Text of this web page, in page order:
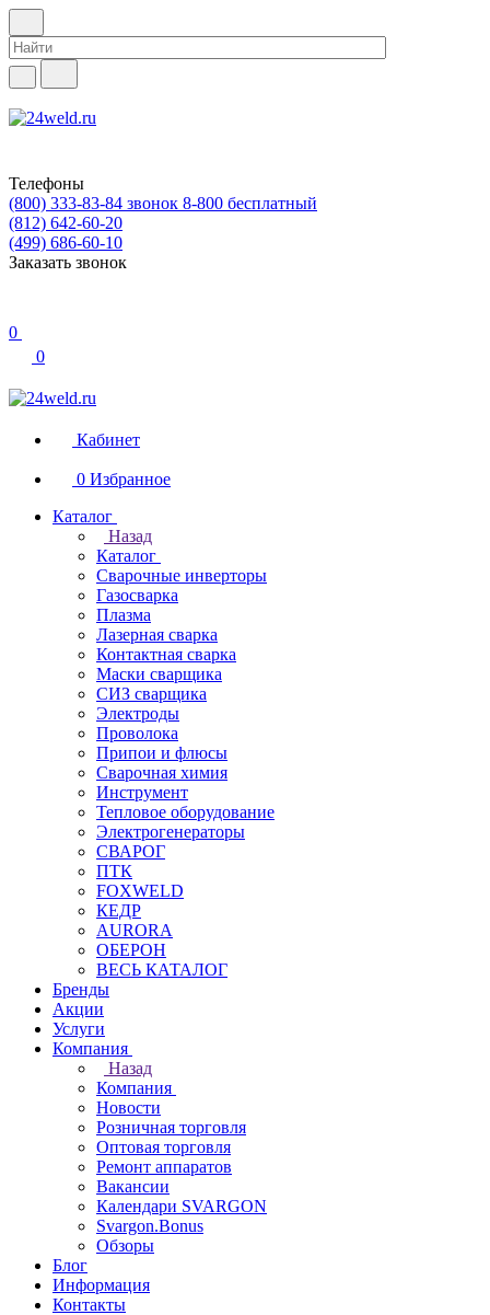
Телефоны
(800) 333-83-84 звонок 8-800 бесплатный
(812) 642-60-20
(499) 686-60-10
Заказать звонок
0
0
Кабинет
0 Избранное
Каталог
Назад
Каталог
Сварочные инверторы
Газосварка
Плазма
Лазерная сварка
Контактная сварка
Маски сварщика
СИЗ сварщика
Электроды
Проволока
Припои и флюсы
Сварочная химия
Инструмент
Тепловое оборудование
Электрогенераторы
СВАРОГ
ПТК
FOXWELD
КЕДР
AURORA
ОБЕРОН
ВЕСЬ КАТАЛОГ
Бренды
Акции
Услуги
Компания
Назад
Компания
Новости
Розничная торговля
Оптовая торговля
Ремонт аппаратов
Вакансии
Календари SVARGON
Svargon.Bonus
Обзоры
Блог
Информация
Контакты